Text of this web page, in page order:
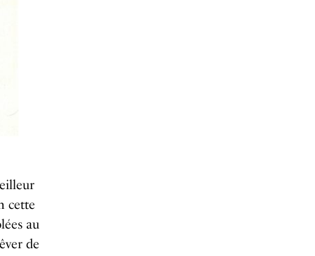
cette
au
de